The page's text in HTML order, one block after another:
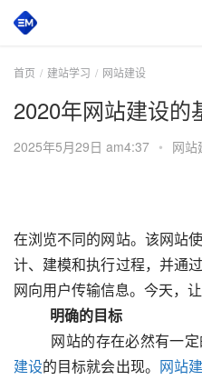
首页 建站学习 网站建设
2020年网站建设的
2025年5月29日 am4:37 • 网站
在浏览不同的网站。该网站
计、建模和执行过程，并通
网向用户传输信息。今天，
明确的目标
　　网站的存在必然有一
建设的目标就会出现。 网站